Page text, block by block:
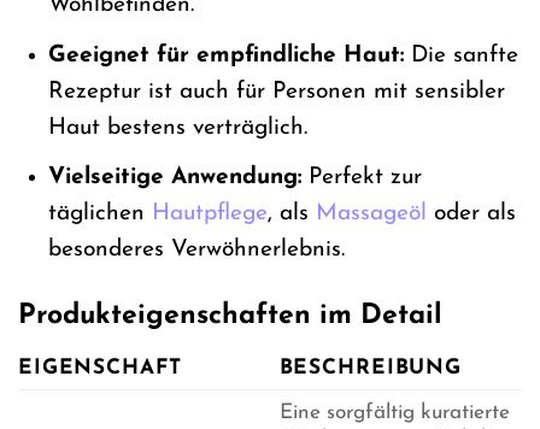
Wohlbefinden.
Geeignet für empfindliche Haut:Die sanfte
Rezeptur ist auch für Personen mit sensibler
Haut bestens verträglich.
Vielseitige Anwendung:Perfekt zur
täglichen Hautpflege, als Massageöl oder als
besonderes Verwöhnerlebnis.
Produkteigenschaften im Detail
EIGENSCHAFT BESCHREIBUNG
Eine sorgfältig kuratierte